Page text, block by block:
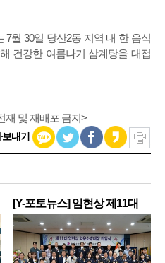
7월 30일 당산2동 지역 내 한 음식
건강한 여름나기 삼계탕을 대접
및 재배포 금지>
내기
[Y-포토뉴스] 임현상 제11대
영